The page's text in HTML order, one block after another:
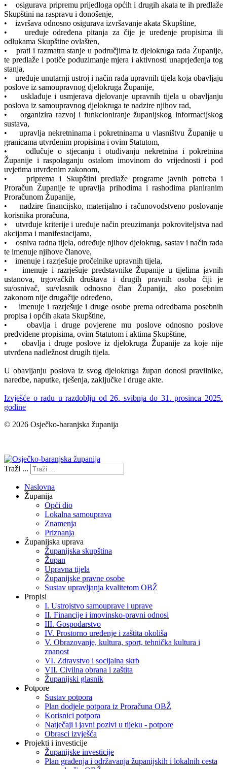
• osigurava pripremu prijedloga općih i drugih akata te ih predlaže
Skupštini na raspravu i donošenje,
• izvršava odnosno osigurava izvršavanje akata Skupštine,
• uređuje određena pitanja za čije je uređenje propisima ili
odlukama Skupštine ovlašten,
• prati i razmatra stanje u područjima iz djelokruga rada Županije,
te predlaže i potiče poduzimanje mjera i aktivnosti unaprjeđenja tog
stanja,
• uređuje unutarnji ustroj i način rada upravnih tijela koja obavljaju
poslove iz samoupravnog djelokruga Županije,
• usklađuje i usmjerava djelovanje upravnih tijela u obavljanju
poslova iz samoupravnog djelokruga te nadzire njihov rad,
• organizira razvoj i funkcioniranje županijskog informacijskog
sustava,
• upravlja nekretninama i pokretninama u vlasništvu Županije u
granicama utvrđenim propisima i ovim Statutom,
• odlučuje o stjecanju i otuđivanju nekretnina i pokretnina
Županije i raspolaganju ostalom imovinom do vrijednosti i pod
uvjetima utvrđenim zakonom,
• priprema i Skupštini predlaže programe javnih potreba i
Proračun Županije te upravlja prihodima i rashodima planiranim
Proračunom Županije,
• nadzire financijsko, materijalno i računovodstveno poslovanje
korisnika proračuna,
• utvrđuje kriterije i uređuje način preuzimanja pokroviteljstva nad
akcijama i manifestacijama,
• osniva radna tijela, određuje njihov djelokrug, sastav i način rada
te imenuje njihove članove,
• imenuje i razrješuje pročelnike upravnih tijela,
• imenuje i razrješuje predstavnike Županije u tijelima javnih
ustanova, trgovačkih društava i drugih pravnih osoba čiji je
su/osnivač, su/vlasnik odnosno član Županija, ako posebnim
zakonom nije drugačije određeno,
• imenuje i razrješuje i druge osobe prema odredbama posebnih
propisa i općih akata Skupštine,
• obavlja i druge povjerene mu poslove odnosno poslove
predviđene propisima, ovim Statutom i aktima Skupštine,
• obavlja i druge poslove iz djelokruga Županije za koje nije
utvrđena nadležnost drugih tijela.
U obavljanju poslova iz svog djelokruga župan donosi pravilnike,
naredbe, naputke, rješenja, zaključke i druge akte.
Izvješće o radu u razdoblju od 26. svibnja do 31. prosinca 2025.
godine
© 2026 Osječko-baranjska županija
Traži ...
Naslovna
Županija
Opći dio
Lokalna samouprava
Znamenja
Priznanja
Županijska uprava
Županijska skupština
Župan
Upravna tijela
Županijske pravne osobe
Sustav upravljanja kvalitetom OBŽ
Propisi
I. Ustrojstvo samouprave i uprave
II. Financije i imovinsko-pravni odnosi
III. Gospodarstvo
IV. Prostorno uređenje i zaštita okoliša
V. Obrazovanje, kultura, sport, tehnička kultura i
znanost
VI. Zdravstvo i socijalna skrb
VII. Civilna obrana i zaštita
Županijski glasnik
Potpore
Sustav potpora
Plan dodjele potpora iz Proračuna OBŽ
Korisnici potpora
Natječaji i javni pozivi u tijeku - potpore
Obrasci izvješća
Projekti i investicije
Županijske investicije
Plan građenja i održavanja županijskih i lokalnih cesta